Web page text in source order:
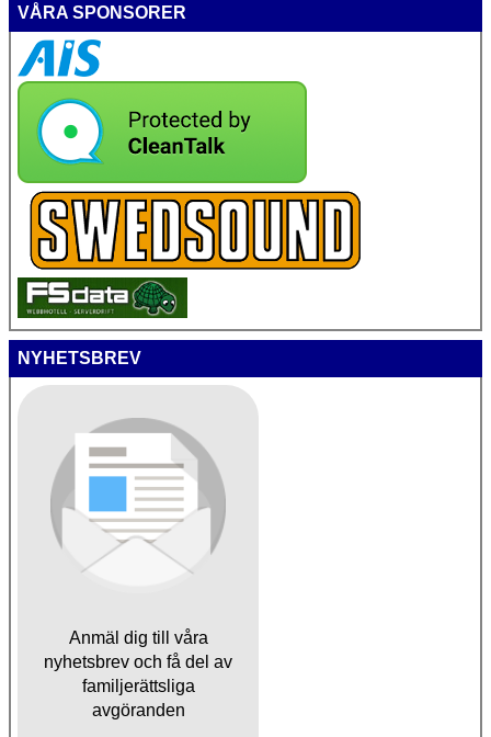
VÅRA SPONSORER
NYHETSBREV
Anmäl dig till våra
nyhetsbrev och få del av
familjerättsliga
avgöranden